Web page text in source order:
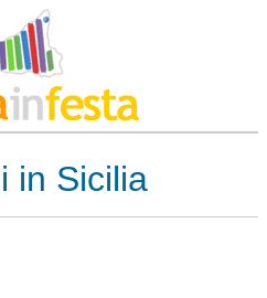
in Sicilia